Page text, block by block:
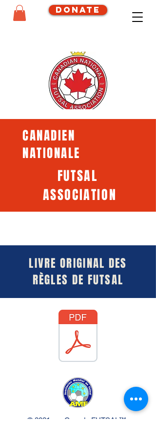
CANADIEN
NATIONALE
FUTSAL
ASSOCIATION
Donate
LIVRE ORIGINAL DES
RÈGLES DE FUTSAL
© 2021 par Canada FUTSAL™.